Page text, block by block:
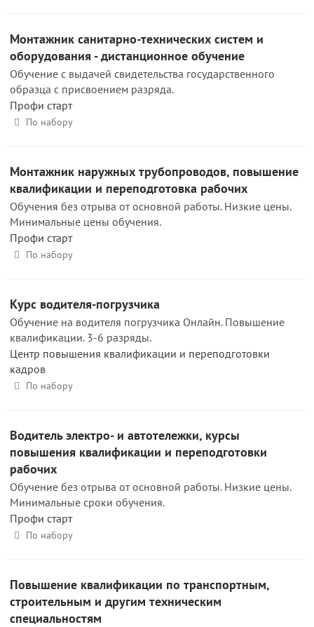
Монтажник санитарно-технических систем и
оборудования - дистанционное обучение
Обучение с выдачей свидетельства государственного
образца с присвоением разряда.
Профи старт
По набору
Монтажник наружных трубопроводов, повышение
квалификации и переподготовка рабочих
Обучения без отрыва от основной работы. Низкие цены.
Минимальные цены обучения.
Профи старт
По набору
Курс водителя-погрузчика
Обучение на водителя погрузчика Онлайн. Повышение
квалификации. 3-6 разряды.
Центр повышения квалификации и переподготовки
кадров
По набору
Водитель электро- и автотележки, курсы
повышения квалификации и переподготовки
рабочих
Обучение без отрыва от основной работы. Низкие цены.
Минимальные сроки обучения.
Профи старт
По набору
Повышение квалификации по транспортным,
строительным и другим техническим
специальностям